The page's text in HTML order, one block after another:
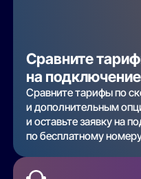
Сравните
на подключение
Сравните тарифы по
и дополнительным
и оставьте заявку на
по бесплатному